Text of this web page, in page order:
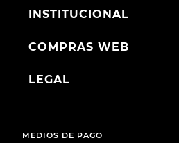
INSTITUCIONAL
COMPRAS WEB
LEGAL
MEDIOS DE PAGO